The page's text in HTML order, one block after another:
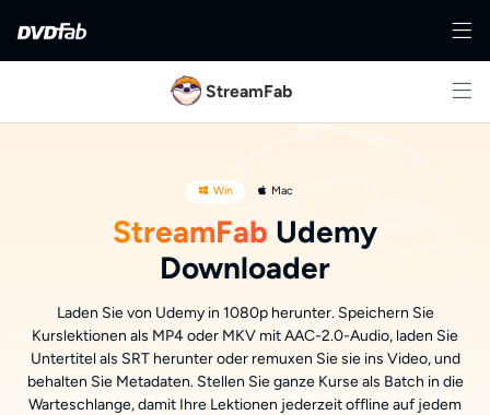
StreamFab
Win Mac
StreamFab Udemy
Downloader
Laden Sie von Udemy in 1080p herunter. Speichern Sie
Kurslektionen als MP4 oder MKV mit AAC-2.0-Audio, laden Sie
Untertitel als SRT herunter oder remuxen Sie sie ins Video, und
behalten Sie Metadaten. Stellen Sie ganze Kurse als Batch in die
Warteschlange, damit Ihre Lektionen jederzeit offline auf jedem